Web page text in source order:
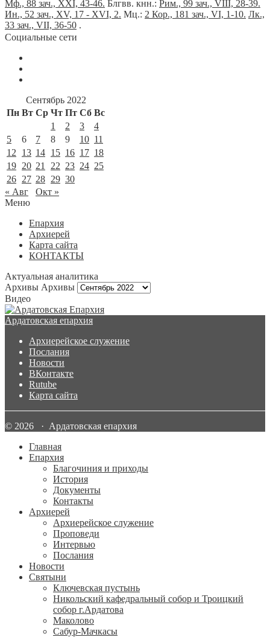
Мф., 88 зач., XXI, 43-46. Блгвв. кнн.: Рим., 99 зач., VIII, 28-39.
Ин., 52 зач., XV, 17 - XVI, 2. Мц.: 2 Кор., 181 зач., VI, 1-10. Лк.,
33 зач., VII, 36-50 .
Социальные сети
Сентябрь 2022
Пн Вт Ср Чт Пт Сб Вс
1
2 3
4
5
6 7 8 9 10 11
12
13 14 15 16 17 18
19 20 21 22 23 24 25
26 27 28 29 30
« Авг
Окт »
Меню
Епархия
Архиерей
Карта сайта
КОНТАКТЫ
Актуальная аналитика
Архивы Архивы
Видео
Ардатовская епархия
Архиерейское служение
Послания
Новости
ВКонтакте
Rutube
Карта сайта
© 2026 · Ардатовская епархия
Главная
Епархия
Благочиния и приходы
История
Документы
Контакты
Архиерей
Архиерейское служение
Проповеди
Интервью
Послания
Новости
Святыни
Ключевская пустынь
Никольский кафедральный собор и Троицкий
собор г.Ардатова
Маколово
Сабур-Мачкасы